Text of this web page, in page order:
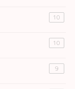
10
10
9